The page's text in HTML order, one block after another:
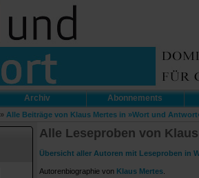
Archiv Abonnements
» Alle Beiträge von Klaus Mertes in »Wort und
Alle Leseproben von
Übersicht aller Autoren mit Leseproben in
Autorenbiographie von Klaus Mertes